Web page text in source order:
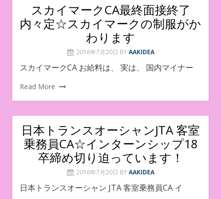
スカイマークCA最終面接終了
内々定☆スカイマークの制服がか
わります
2016年7月20日 BY AAKIDEA
スカイマークCA お給料は、 実は、 国内マイナー
Read More
日本トランスオーシャンJTA 客室
乗務員CA☆インターンシップ18
卒締め切り迫っています！
2016年7月20日 BY AAKIDEA
日本トランスオーシャン JTA 客室乗務員CA イ